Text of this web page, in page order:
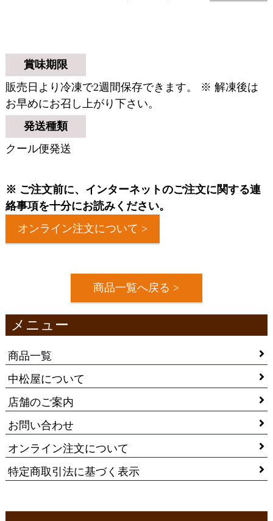
賞味期限
販売日より冷凍で2週間保存できます。 ※ 解凍後は
お早めにお召し上がり下さい。
発送種類
クール便発送
※ ご注文前に、インターネットのご注文に関する連
絡事項を十分にお読みください。
オンライン注文について >
商品一覧へ戻る >
メニュー
商品一覧
中松屋について
店舗のご案内
お問い合わせ
オンライン注文について
特定商取引法に基づく表示